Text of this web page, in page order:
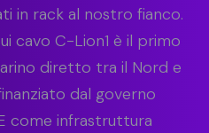
in rack al nostro fianco.
cavo C-Lion1 è il primo
diretto tra il Nord e
dal governo
come infrastruttura